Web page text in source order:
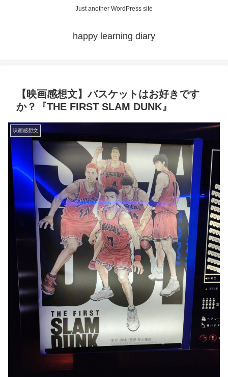
Just another WordPress site
happy learning diary
【映画感想文】バスケットはお好きです
か？『THE FIRST SLAM DUNK』
映画感想文